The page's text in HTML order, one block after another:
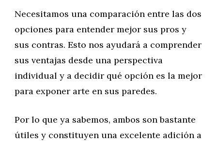
Necesitamos una comparación entre las dos
opciones para entender mejor sus pros y
sus contras. Esto nos ayudará a comprender
sus ventajas desde una perspectiva
individual y a decidir qué opción es la mejor
para exponer arte en sus paredes.
Por lo que ya sabemos, ambos son bastante
útiles y constituyen una excelente adición a